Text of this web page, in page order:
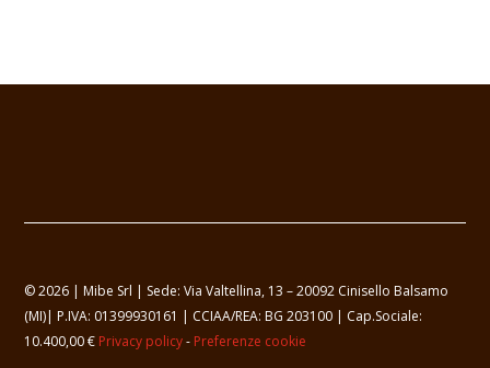
© 2026 | Mibe Srl | Sede: Via Valtellina, 13 – 20092 Cinisello Balsamo
(MI)| P.IVA: 01399930161 | CCIAA/REA: BG 203100 | Cap.Sociale:
10.400,00 € Privacy policy- Preferenze cookie